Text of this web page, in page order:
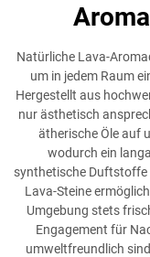
Natürliche Lava-
um in jedem Raum
Hergestellt aus
nur ästhetisch
ätherische Öle auf
wodurch ein
synthetische Duftstoffe
Lava-Steine
Umgebung stets
Engagement für
umweltfreundlich